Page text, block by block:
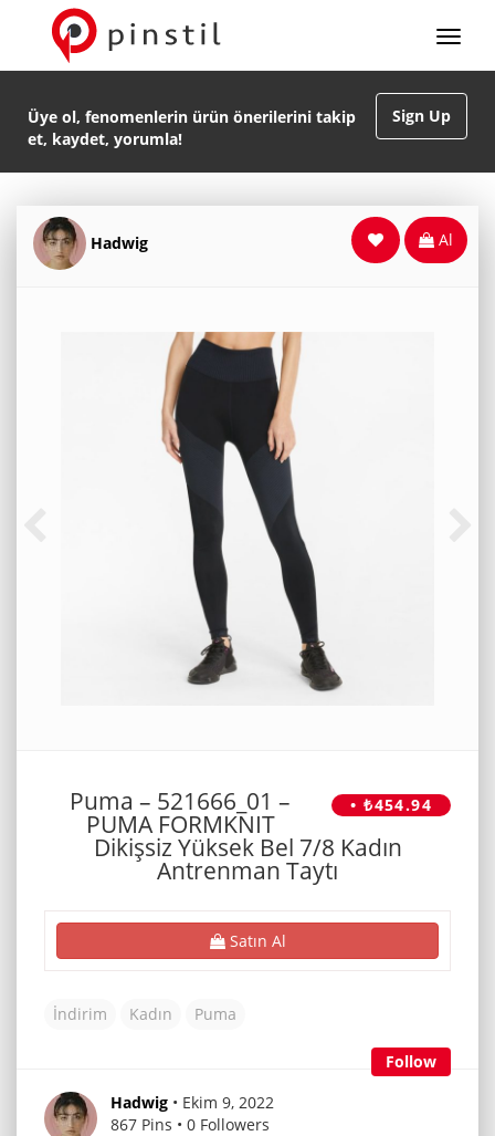
Sign Up
Üye ol, fenomenlerin ürün önerilerini takip
et, kaydet, yorumla!
Hadwig Al
• ₺454.94
Puma – 521666_01 –
PUMA FORMKNIT
Dikişsiz Yüksek Bel 7/8 Kadın
Antrenman Taytı
Satın Al
İndirim Kadın Puma
Follow
Hadwig • Ekim 9, 2022
867 Pins • 0 Followers